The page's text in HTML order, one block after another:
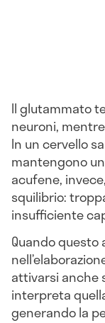
Il glutammato
neuroni,
In un cervello
mantengono
acufene,
squilibrio:
insufficiente
Quando
attivarsi anche
interpreta
generando la